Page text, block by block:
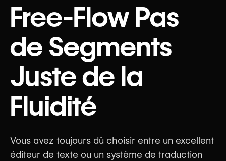
Free-Flow Pas
de Segments
Juste de la
Fluidité
Vous avez toujours dû choisir entre un excellent
éditeur de texte ou un système de traduction